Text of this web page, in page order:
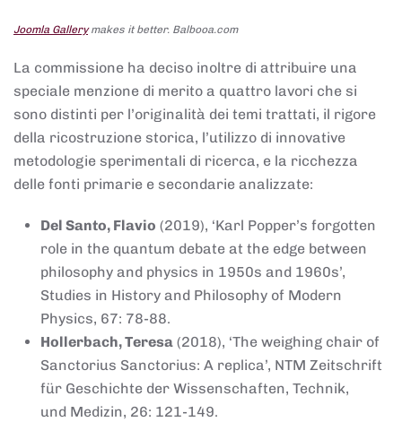
Joomla Gallerymakes it better. Balbooa.com
La commissione ha deciso inoltre di attribuire una
speciale menzione di merito a quattro lavori che si
sono distinti per l’originalità dei temi trattati, il rigore
della ricostruzione storica, l’utilizzo di innovative
metodologie sperimentali di ricerca, e la ricchezza
delle fonti primarie e secondarie analizzate:
Del Santo, Flavio (2019), ‘Karl Popper’s forgotten
role in the quantum debate at the edge between
philosophy and physics in 1950s and 1960s’,
Studies in History and Philosophy of Modern
Physics, 67: 78-88.
Hollerbach, Teresa (2018), ‘The weighing chair of
Sanctorius Sanctorius: A replica’, NTM Zeitschrift
für Geschichte der Wissenschaften, Technik,
und Medizin, 26: 121-149.